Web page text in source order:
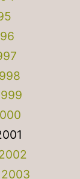
2003